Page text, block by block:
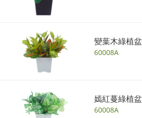
變葉木綠植盆
60008A
嫣紅蔓綠植盆
60008A